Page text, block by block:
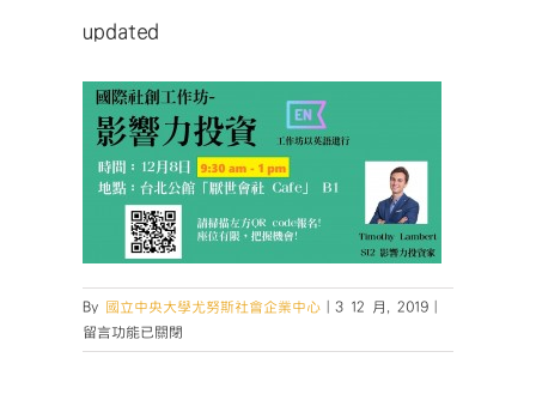
updated
By 國立中央大學尤努斯社會企業中心 3 12 月, 2019
中
留言功能已關閉